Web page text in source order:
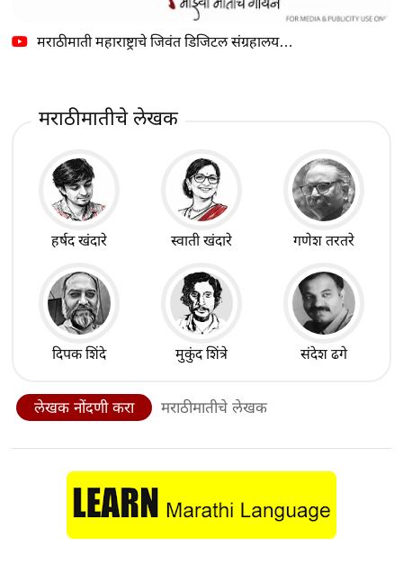
मराठीमाती महाराष्ट्राचे जिवंत डिजिटल संग्रहालय…
मराठीमातीचे लेखक
हर्षद खंदारे स्वाती खंदारे गणेश तरतरे
दिपक शिंदे मुकुंद शिंत्रे संदेश ढगे
लेखक नोंदणी करा मराठीमातीचे लेखक